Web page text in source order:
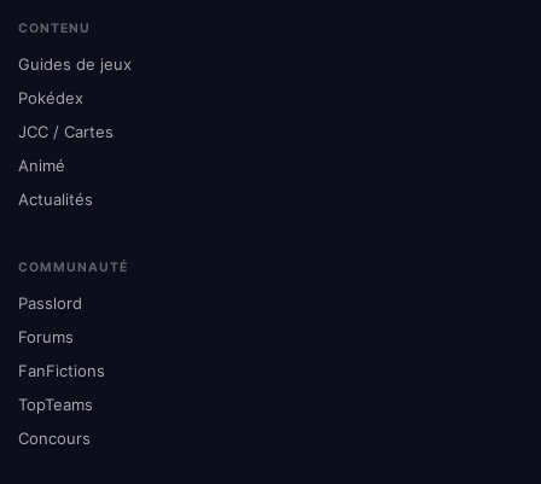
CONTENU
Guides de jeux
Pokédex
JCC / Cartes
Animé
Actualités
COMMUNAUTÉ
Passlord
Forums
FanFictions
TopTeams
Concours